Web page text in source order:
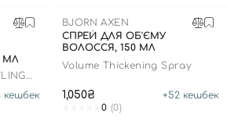
Креми для тіла з SPF
Мініатюри
Карбоксітерапія
Бʼюті гаджети
Автозасмага
Спеціальний догляд
Для дітей
Для чоловіків
Дезодоранти
Засоби для інтимної гігієни
Автозасмага для тіла
МЛ
кешбек
BJORN AXEN
СПРЕЙ ДЛЯ ОБ'ЄМУ
ВОЛОССЯ, 150 МЛ
Volume Thickening Spray
1,050₴ +52 кешбек
0 (0)